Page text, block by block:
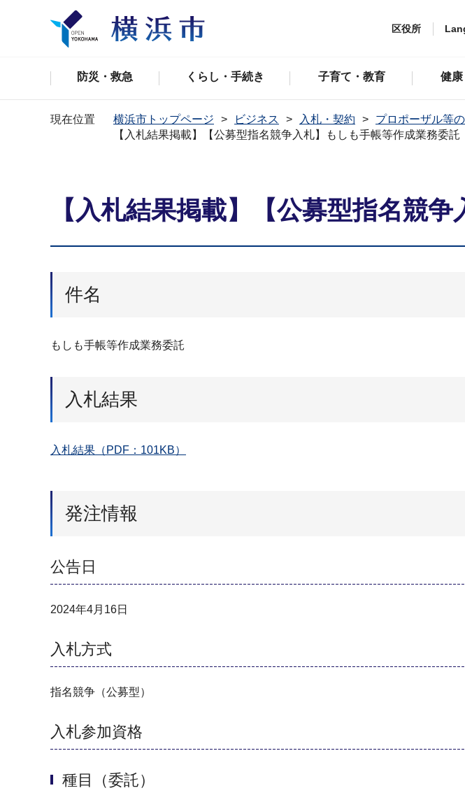
区役所
防災・救急 くらし・手続き 子育て・教育 健
現在位置 横浜市トップページ ビジネス 入札・契約 プロポーザル等
【入札結果掲載】【公募型指名競争入札】もしも手帳等作成業務委託
【入札結果掲載】【公募型指名競
件名
もしも手帳等作成業務委託
入札結果
入札結果（PDF：101KB）
発注情報
公告日
2024年4月16日
入札方式
指名競争（公募型）
入札参加資格
種目（委託）